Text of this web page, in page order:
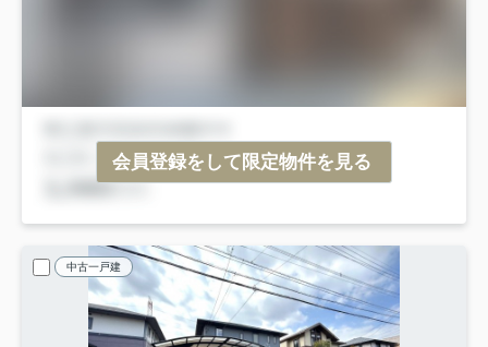
会員登録をして限定物件を見る
中古一戸建